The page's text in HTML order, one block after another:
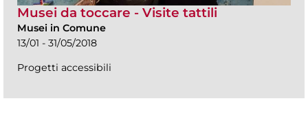
Musei da toccare - Visite tattili
Musei in Comune
13/01 - 31/05/2018
Progetti accessibili